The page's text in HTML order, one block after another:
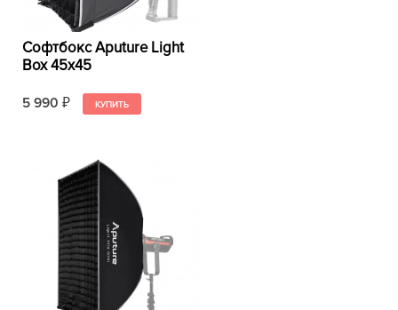
Софтбокс Aputure Light
Box 45х45
5 990 ₽